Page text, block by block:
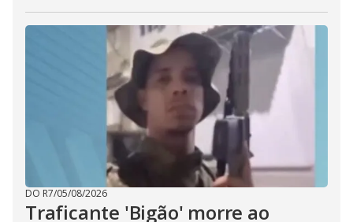
DO R7/05/08/2026
Traficante 'Bigão' morre ao